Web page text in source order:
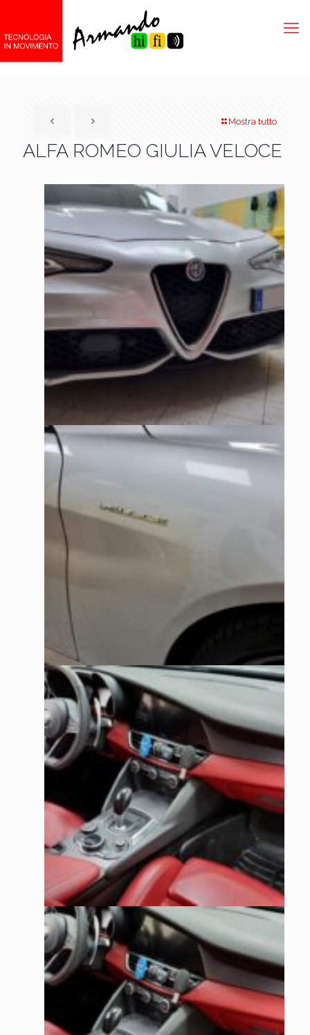
Mostra tutto
ALFA ROMEO GIULIA VELOCE